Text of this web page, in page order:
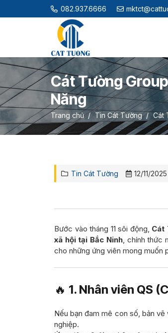
082.937.6666
Cát Tường
Năng
Trang chủ / Tin Cát Tường / Cát
Tin Cát Tường 12/11/2025
Bước vào tháng 11 sôi động, Cát
xã hội tại Bắc Ninh, chính thức
cho những ứng viên mong muốn
🔥 1. Nhân viên QS
Nếu bạn đam mê con số, bản
nghiệp.